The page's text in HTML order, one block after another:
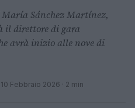
María Sánchez Martínez,
il direttore di gara
avrà inizio alle nove di
10 Febbraio 2026 · 2 min